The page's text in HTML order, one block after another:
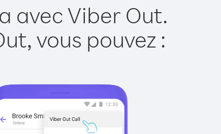
avec Viber Out.
vous pouvez :